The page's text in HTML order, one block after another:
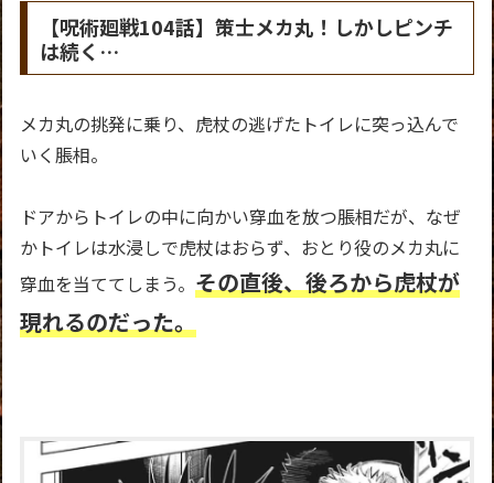
【呪術廻戦104話】策士メカ丸！しかしピンチ
は続く…
メカ丸の挑発に乗り、虎杖の逃げたトイレに突っ込んで
いく脹相。
ドアからトイレの中に向かい穿血を放つ脹相だが、なぜ
かトイレは水浸しで虎杖はおらず、おとり役のメカ丸に
穿血を当ててしまう。その直後、後ろから虎杖が
現れるのだった。